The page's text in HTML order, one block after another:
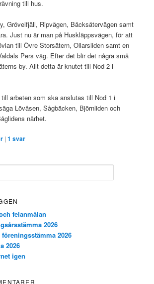
till hus.
Grövelfjäll, Ripvägen, Bäcksätervägen samt
Just nu är man på Huskläppsvägen, för att
till Övre Storsätern, Ollarsliden samt en
Pers väg. Efter det blir det några små
by. Allt detta är knutet till Nod 2 i
arbeten som ska anslutas till Nod 1 i
Lövåsen, Sågbäcken, Björnliden och
närhet.
|1 svar
felanmälan
2026
2026
2026
igen